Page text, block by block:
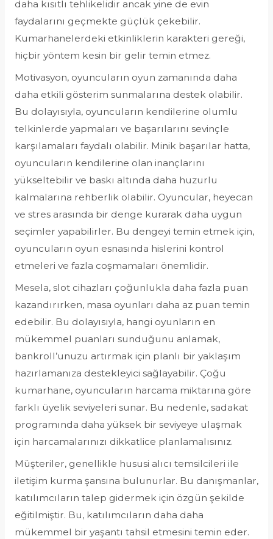
daha kısıtlı tehlikelidir ancak yine de evin
faydalarını geçmekte güçlük çekebilir.
Kumarhanelerdeki etkinliklerin karakteri gereği,
hiçbir yöntem kesin bir gelir temin etmez.
Motivasyon, oyuncuların oyun zamanında daha
daha etkili gösterim sunmalarına destek olabilir.
Bu dolayısıyla, oyuncuların kendilerine olumlu
telkinlerde yapmaları ve başarılarını sevinçle
karşılamaları faydalı olabilir. Minik başarılar hatta,
oyuncuların kendilerine olan inançlarını
yükseltebilir ve baskı altında daha huzurlu
kalmalarına rehberlik olabilir. Oyuncular, heyecan
ve stres arasında bir denge kurarak daha uygun
seçimler yapabilirler. Bu dengeyi temin etmek için,
oyuncuların oyun esnasında hislerini kontrol
etmeleri ve fazla coşmamaları önemlidir.
Mesela, slot cihazları çoğunlukla daha fazla puan
kazandırırken, masa oyunları daha az puan temin
edebilir. Bu dolayısıyla, hangi oyunların en
mükemmel puanları sunduğunu anlamak,
bankroll’unuzu artırmak için planlı bir yaklaşım
hazırlamanıza destekleyici sağlayabilir. Çoğu
kumarhane, oyuncuların harcama miktarına göre
farklı üyelik seviyeleri sunar. Bu nedenle, sadakat
programında daha yüksek bir seviyeye ulaşmak
için harcamalarınızı dikkatlice planlamalısınız.
Müşteriler, genellikle hususi alıcı temsilcileri ile
iletişim kurma şansına bulunurlar. Bu danışmanlar,
katılımcıların talep gidermek için özgün şekilde
eğitilmiştir. Bu, katılımcıların daha daha
mükemmel bir yaşantı tahsil etmesini temin eder.